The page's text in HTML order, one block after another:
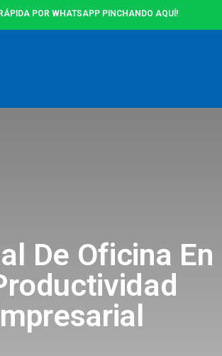
POR WHATSAPP PINCHANDO AQUÍ!
De Oficina En